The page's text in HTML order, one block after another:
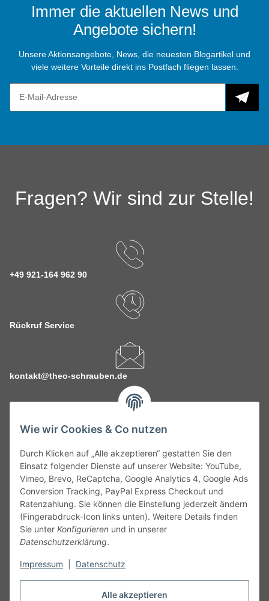
Alle akzeptieren
Wie wir Cookies & Co nutzen
Durch Klicken auf „Alle akzeptieren“ gestatten Sie den
Einsatz folgender Dienste auf unserer Website: YouTube,
Vimeo, Brevo, ReCaptcha, Google Analytics 4, Google Ads
Conversion Tracking, PayPal Express Checkout und
Ratenzahlung. Sie können die Einstellung jederzeit ändern
(Fingerabdruck-Icon links unten). Weitere Details finden
Sie unter Konfigurieren und in unserer
Datenschutzerklärung.
Impressum Datenschutz
Immer die aktuellen News und
Angebote sichern!
Unsere Aktionsangebote, News, die neuesten Blogartikel und
viele weitere Vorteile direkt ins Postfach fliegen lassen.
Fragen? Wir sind zur Stelle!
+49 921-164 962 90
Rückruf Service
kontakt@theo-schrauben.de
Service
Gesetzliche Informationen
Alle technischen Angaben ohne Gewähr. Irrtümer und fehlerhafte
Angaben vorbehalten. Wenn Sie Datenblätter oder spezielle
unseren Kundenservice. Abbildungen der Artikel können